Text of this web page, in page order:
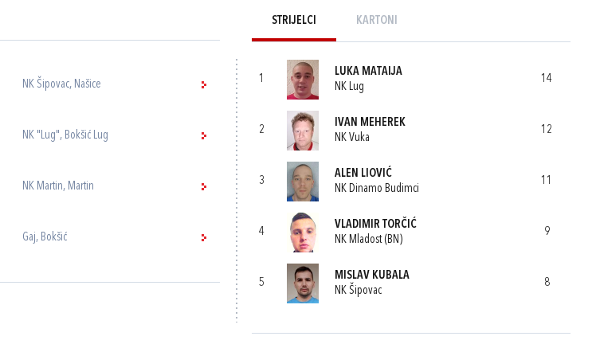
NK Šipovac, Našice
NK "Lug", Bokšić Lug
NK Martin, Martin
Gaj, Bokšić
STRIJELCI KARTONI
1
LUKA MATAIJA
NK Lug
14
2
IVAN MEHEREK
NK Vuka
12
3
ALEN LIOVIĆ
NK Dinamo Budimci
11
4
VLADIMIR TORČIĆ
NK Mladost (BN)
9
5
MISLAV KUBALA
NK Šipovac
8